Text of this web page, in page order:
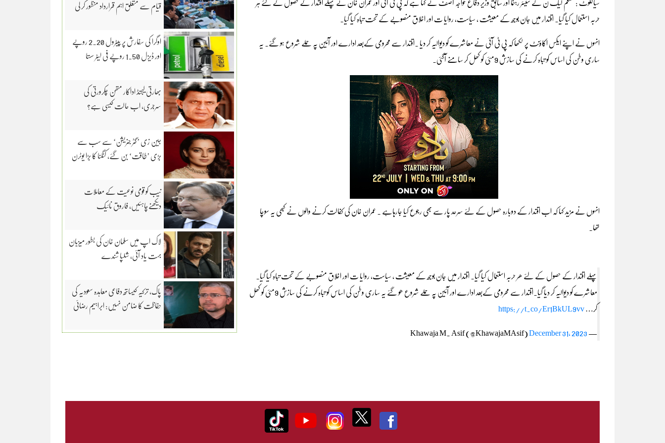
حربہ استعمال کیا گیا۔ اقتدار میں جان بوجھ کے معیشت ، سیاست، روایا ت اور اخلاق منصوبے کے تحت تباہ کیا گیا۔
انہوں نے اپنے ایکس اکاؤنٹ پر لکھا کہ پی ٹی آئی نے معاشرے کو دیوالیہ کر دیا ۔اقتدار سے محرومی کےبعد ادارے اور آئین پہ حملے شروع ہو گئے۔ یہ
ساری وطن کی اساس کو تباہ کرنے کی سازش 9مئی کو کھل کر سامنے آگئی۔
انہوں نے مزید کہا کہ اب اقتدار کے دوبارہ حصول کے لئے سرحد پار سے بھی رجوع کیا جارہاہے ۔ عمران خان کی کفالت کرنے والوں نے کبھی یہ سوچا
تھا۔
پہلے اقتدار کے حصول کے لئے ھر حربہ استعمال کیا گیا۔ اقتدار میں جان بوجھ کے معیشت ، سیاست، روایا ت اور اخلاق منصوبے کے تحت تباہ کیا گیا۔
معاشرے کو دیوالیہ کر دیا گیا۔اقتدار سے محرومی کےبعد ادارے اور آئین پہ حملے شروع ھو گئے یہ ساری وطن کی اساس کو تباہ کرنے کی سازش 9مئی کو کھل
کر…https://t.co/Er1BkUL9vv
— Khawaja M. Asif (@KhawajaMAsif)
December 31, 2023
قیام سے متعلق اہم قرارداد منظور کر لی
اوگرا کی سفارش پر پیٹرول 2.20 روپے
اور ڈیزل 1.50 روپے فی لیٹر سستا
بھارتی لیجنڈ اداکار متھن چکرورتی کی
سرجری، اب حالت کیسی ہے؟
جین زی ’گٹر جنریشن‘ سے سب سے
بڑی ’طاقت‘ بن گئے، کنگنا کا بڑا یوٹرن
نیب کو قومی نوعیت کے معاملات
دیکھنےچاہئیں، فاروق نائیک
لاک اپ میں سلمان خان کی بطور میزبان
بہت یاد آئی، شلپا شندے
پاک، ترکیہ کیساتھ دفاعی معاہدہ سعودیہ کی
حفاظت کا ضامن نہیں: ابراہیم رضائی